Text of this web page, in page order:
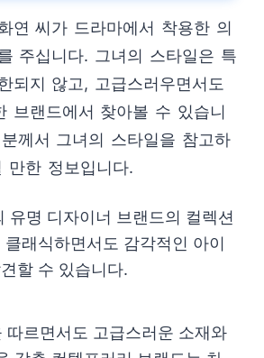
연 씨가 드라마에서 착용한 의
주십니다. 그녀의 스타일은 특
되지 않고, 고급스러우면서도
브랜드에서 찾아볼 수 있습니
께서 그녀의 스타일을 참고하
만한 정보입니다.
유명 디자이너 브랜드의 컬렉션
클래식하면서도 감각적인 아이
할 수 있습니다.
따르면서도 고급스러운 소재와